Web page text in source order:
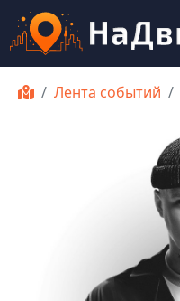
Лента событий